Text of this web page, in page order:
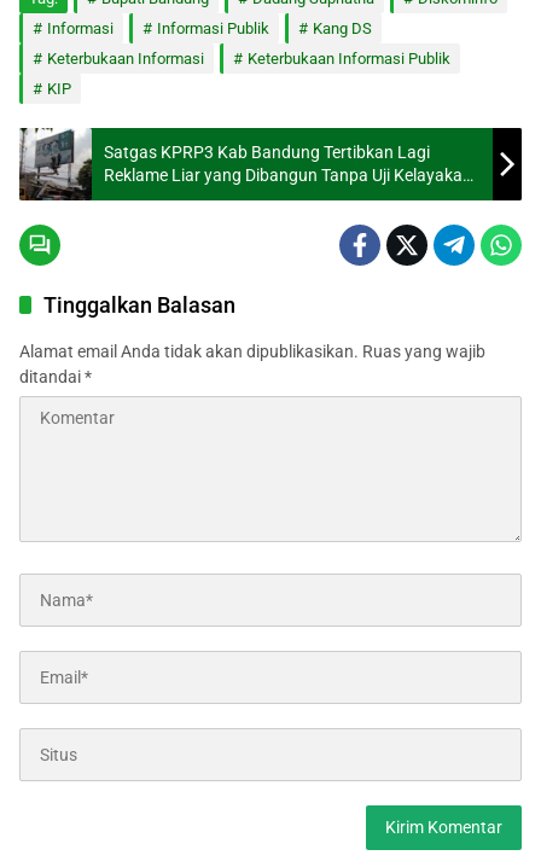
Informasi
Informasi Publik
Kang DS
Keterbukaan Informasi
Keterbukaan Informasi Publik
KIP
Satgas KPRP3 Kab Bandung Tertibkan Lagi
Reklame Liar yang Dibangun Tanpa Uji Kelayakan
Konstruksi
Tinggalkan Balasan
Alamat email Anda tidak akan dipublikasikan. Ruas yang wajib
ditandai*